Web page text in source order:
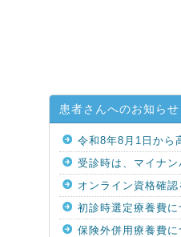
患者さんへのお知らせ
令和8年8月1日から
受診時は、マイナ
オンライン資格確
初診時選定療養費に
保険外併用療養費に